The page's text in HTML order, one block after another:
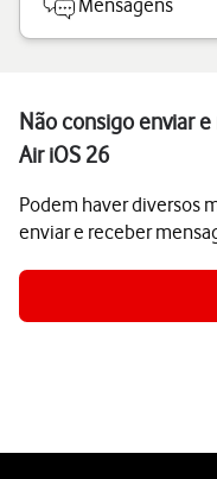
Mensagens
Não consigo enviar
Air iOS 26
Podem haver diversos
enviar e receber